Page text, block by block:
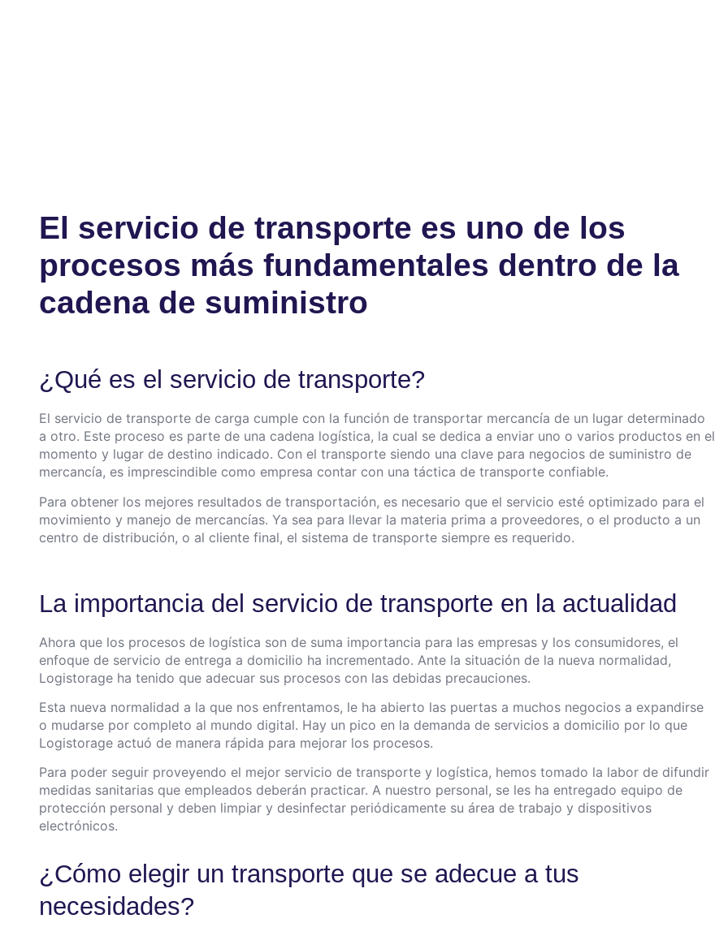
El servicio de transporte es uno de los
procesos más fundamentales dentro de la
cadena de suministro
¿Qué es el servicio de transporte?
El servicio de transporte de carga cumple con la función de transportar mercancía de un lugar determinado
a otro. Este proceso es parte de una cadena logística, la cual se dedica a enviar uno o varios productos en el
momento y lugar de destino indicado. Con el transporte siendo una clave para negocios de suministro de
mercancía, es imprescindible como empresa contar con una táctica de transporte confiable.
Para obtener los mejores resultados de transportación, es necesario que el servicio esté optimizado para el
movimiento y manejo de mercancías. Ya sea para llevar la materia prima a proveedores, o el producto a un
centro de distribución, o al cliente final, el sistema de transporte siempre es requerido.
La importancia del servicio de transporte en la actualidad
Ahora que los procesos de logística son de suma importancia para las empresas y los consumidores, el
enfoque de servicio de entrega a domicilio ha incrementado. Ante la situación de la nueva normalidad,
Logistorage ha tenido que adecuar sus procesos con las debidas precauciones.
Esta nueva normalidad a la que nos enfrentamos, le ha abierto las puertas a muchos negocios a expandirse
o mudarse por completo al mundo digital. Hay un pico en la demanda de servicios a domicilio por lo que
Logistorage actuó de manera rápida para mejorar los procesos.
Para poder seguir proveyendo el mejor servicio de transporte y logística, hemos tomado la labor de difundir
medidas sanitarias que empleados deberán practicar. A nuestro personal, se les ha entregado equipo de
protección personal y deben limpiar y desinfectar periódicamente su área de trabajo y dispositivos
electrónicos.
¿Cómo elegir un transporte que se adecue a tus
necesidades?